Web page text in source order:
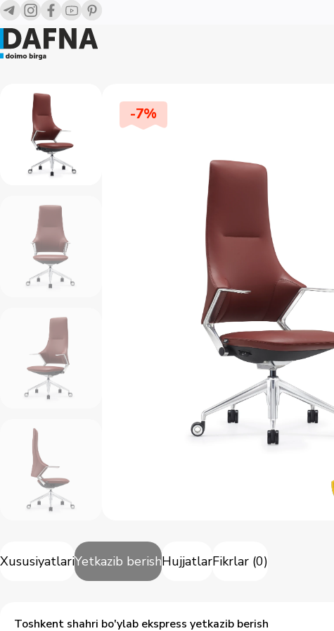
-7%
XususiyatlariYetkazib berishHujjatlarFikrlar (0)
Toshkent shahri bo'ylab ekspress yetkazib berish